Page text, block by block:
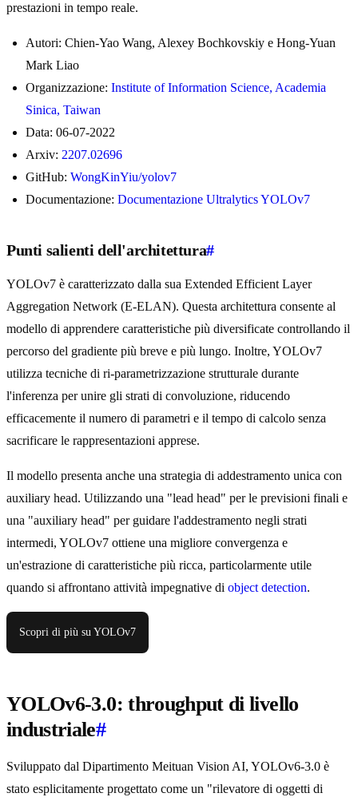
prestazioni in tempo reale.
Autori: Chien-Yao Wang, Alexey Bochkovskiy e Hong-Yuan
Mark Liao
Organizzazione: Institute of Information Science, Academia
Sinica, Taiwan
Data: 06-07-2022
Arxiv: 2207.02696
GitHub: WongKinYiu/yolov7
Documentazione: Documentazione Ultralytics YOLOv7
Punti salienti dell'architettura#
YOLOv7 è caratterizzato dalla sua Extended Efficient Layer
Aggregation Network (E-ELAN). Questa architettura consente al
modello di apprendere caratteristiche più diversificate controllando il
percorso del gradiente più breve e più lungo. Inoltre, YOLOv7
utilizza tecniche di ri-parametrizzazione strutturale durante
l'inferenza per unire gli strati di convoluzione, riducendo
efficacemente il numero di parametri e il tempo di calcolo senza
sacrificare le rappresentazioni apprese.
Il modello presenta anche una strategia di addestramento unica con
auxiliary head. Utilizzando una "lead head" per le previsioni finali e
una "auxiliary head" per guidare l'addestramento negli strati
intermedi, YOLOv7 ottiene una migliore convergenza e
un'estrazione di caratteristiche più ricca, particolarmente utile
quando si affrontano attività impegnative di object detection.
Scopri di più su YOLOv7
YOLOv6-3.0: throughput di livello
industriale#
Sviluppato dal Dipartimento Meituan Vision AI, YOLOv6-3.0 è
stato esplicitamente progettato come un "rilevatore di oggetti di